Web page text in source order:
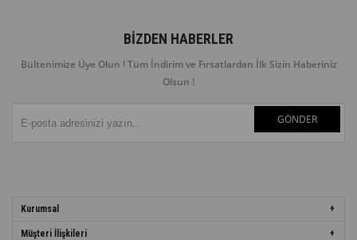
BIZDEN HABERLER
Bültenimize Üye Olun ! Tüm İndirim ve Fırsatlardan İlk Sizin Haberiniz
Olsun !
GÖNDER
Kurumsal
Müşteri İlişkileri